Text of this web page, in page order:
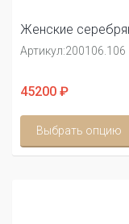
Женские
Артикул:200106.106
45200 ₽
Выбрать опцию